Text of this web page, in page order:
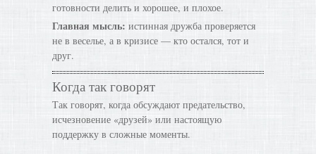
готовности делить и хорошее, и плохое.
Главная мысль: истинная дружба проверяется
не в веселье, а в кризисе — кто остался, тот и
друг.
Когда так говорят
Так говорят, когда обсуждают предательство,
исчезновение «друзей» или настоящую
поддержку в сложные моменты.